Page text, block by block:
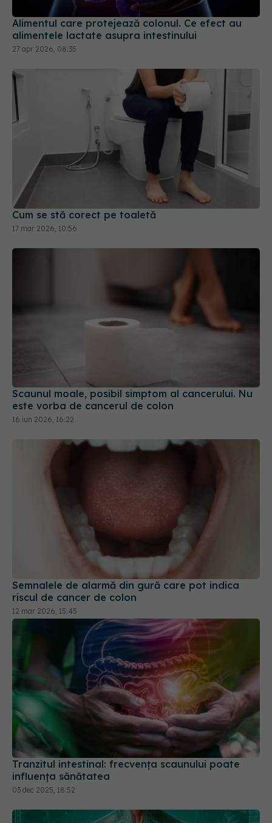
Alimentul care protejează colonul. Ce efect au
alimentele lactate asupra intestinului
27 apr 2026, 08:35
Cum se stă corect pe toaletă
17 mar 2026, 10:56
Scaunul moale, posibil simptom al cancerului. Nu
este vorba de cancerul de colon
16 iun 2026, 16:22
Semnalele de alarmă din gură care pot indica
riscul de cancer de colon
12 mar 2026, 15:45
Tranzitul intestinal: frecvența scaunului poate
influența sănătatea
03 dec 2025, 18:52